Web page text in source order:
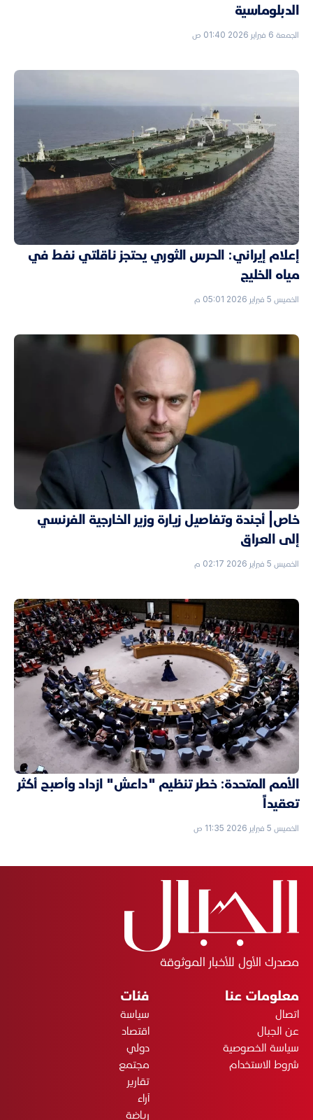
الدبلوماسية
الجمعة 6 فبراير 2026 01:40 ص
إعلام إيراني: الحرس الثوري يحتجز ناقلتي نفط في
مياه الخليج
الخميس 5 فبراير 2026 05:01 م
خاص| أجندة وتفاصيل زيارة وزير الخارجية الفرنسي
إلى العراق
الخميس 5 فبراير 2026 02:17 م
الأمم المتحدة: خطر تنظيم "داعش" ازداد وأصبح أكثر
تعقيداً
الخميس 5 فبراير 2026 11:35 ص
مصدرك الأول للأخبار الموثوقة
معلومات عنا
اتصال
عن الجبال
سياسة الخصوصية
شروط الاستخدام
فئات
سياسة
اقتصاد
دولي
مجتمع
تقارير
آراء
رياضة